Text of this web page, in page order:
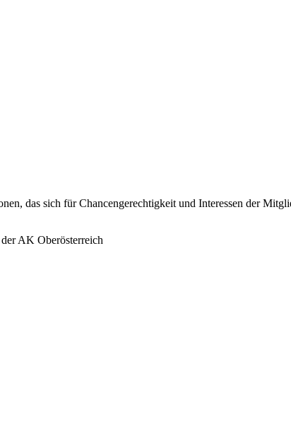
das sich für Chancengerechtigkeit und Interessen der
AK Oberösterreich